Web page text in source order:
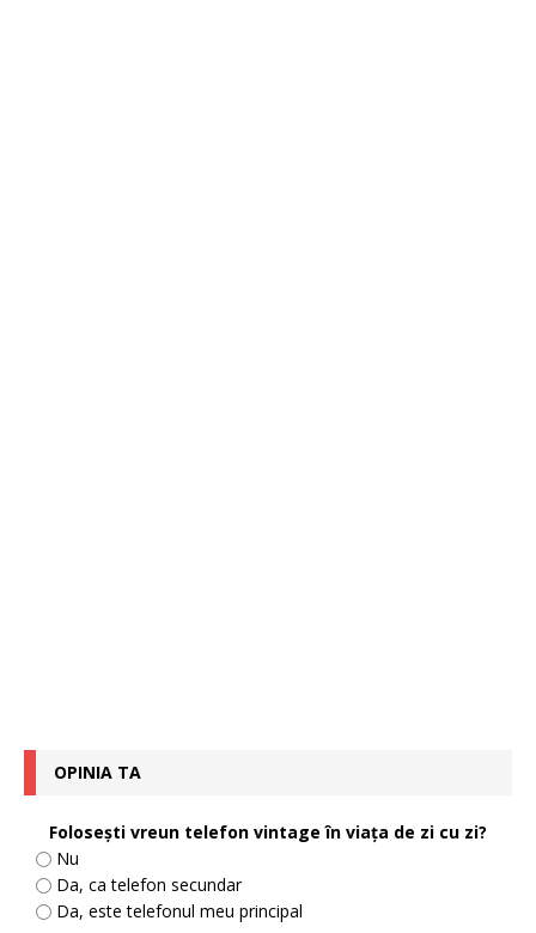
OPINIA TA
Foloseşti vreun telefon vintage în viaţa de zi cu zi?
Nu
Da, ca telefon secundar
Da, este telefonul meu principal